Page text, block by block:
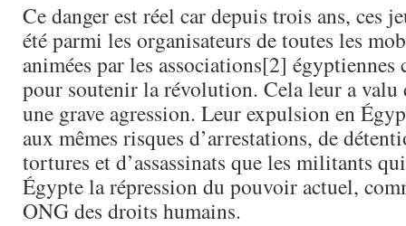
Ce danger est réel car depuis trois ans, ces
été parmi les organisateurs de toutes les
animées par les associations[2] égyptiennes
pour soutenir la révolution. Cela leur a valu
une grave agression. Leur expulsion en
aux mêmes risques d’arrestations, de
tortures et d’assassinats que les militants
Égypte la répression du pouvoir actuel,
ONG des droits humains.